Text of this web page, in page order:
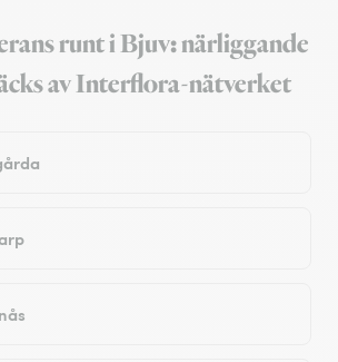
runt i Bjuv: närliggande
av Interflora-nätverket